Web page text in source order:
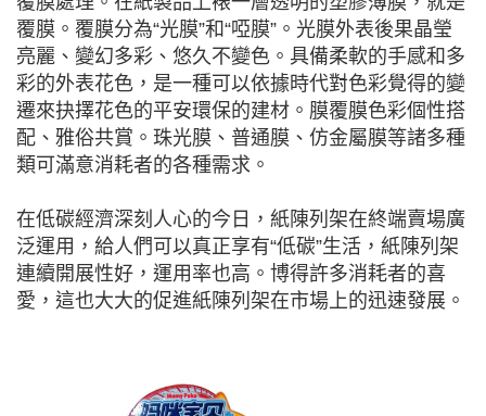
覆膜。覆膜分為“光膜”和“啞膜”。光膜外表後果晶瑩
亮麗、變幻多彩、悠久不變色。具備柔軟的手感和多
彩的外表花色，是一種可以依據時代對色彩覺得的變
遷來抉擇花色的平安環保的建材。膜覆膜色彩個性搭
配、雅俗共賞。珠光膜、普通膜、仿金屬膜等諸多種
類可滿意消耗者的各種需求。
在低碳經濟深刻人心的今日，紙陳列架在終端賣場廣
泛運用，給人們可以真正享有“低碳”生活，紙陳列架
連續開展性好，運用率也高。博得許多消耗者的喜
愛，這也大大的促進紙陳列架在市場上的迅速發展。